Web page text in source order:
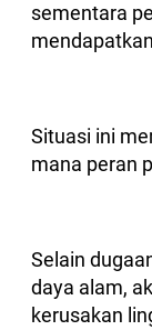
sementara
Situasi ini
mana peran
Selain
daya alam,
kerusakan